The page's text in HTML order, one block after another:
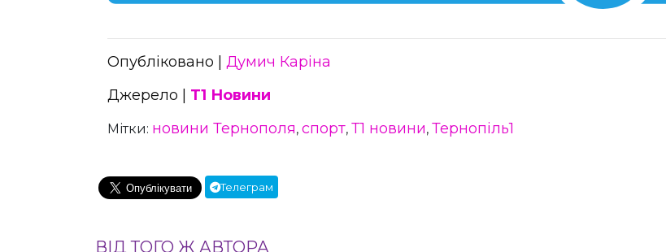
Опубліковано | Думич Каріна
Джерело | Т1 Новини
Мітки: новини Тернополя, спорт, Т1 новини, Тернопіль1
Телеграм
ВІД ТОГО Ж АВТОРА